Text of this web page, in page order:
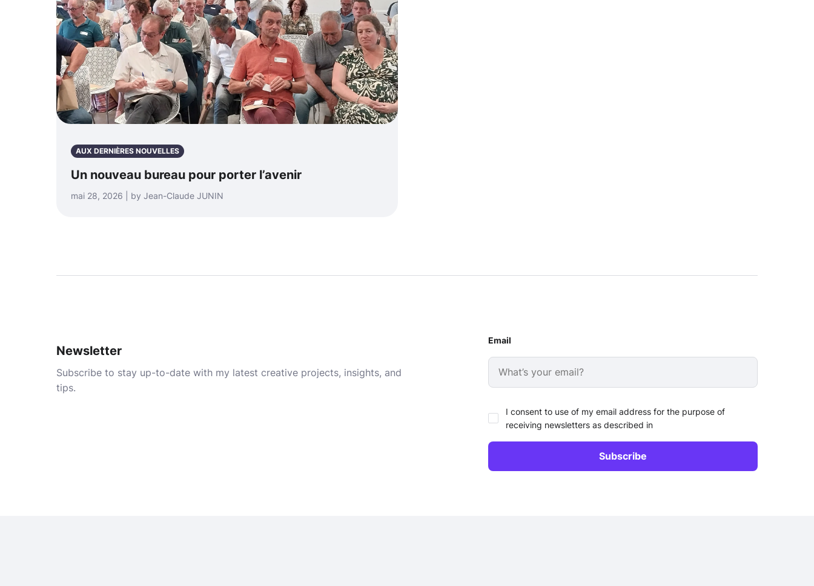
AUX DERNIÈRES NOUVELLES
Un nouveau bureau pour porter l’avenir
mai 28, 2026 | by Jean-Claude JUNIN
Newsletter
Subscribe to stay up-to-date with my latest creative projects, insights, and
tips.
Email
I consent to use of my email address for the purpose of
receiving newsletters as described in